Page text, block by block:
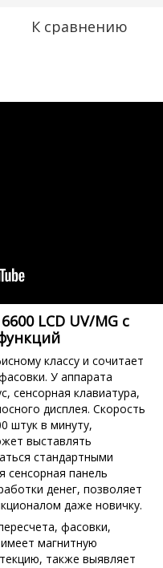
К сравнению
LCD UV/MG с
классу и сочитает
У аппарата
сенсорная клавиатура,
дисплея. Скорость
штук в минуту,
выставлять
стандартными
сенсорная панель
денег, позволяет
даже новичку.
фасовки,
имеет магнитную
также выявляет